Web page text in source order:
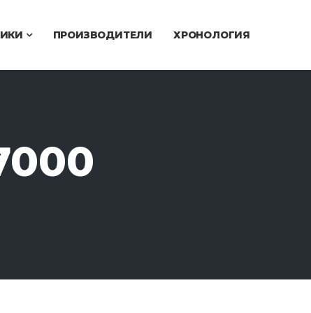
ПРОИЗВОДИТЕЛИ ХРОНОЛОГИЯ